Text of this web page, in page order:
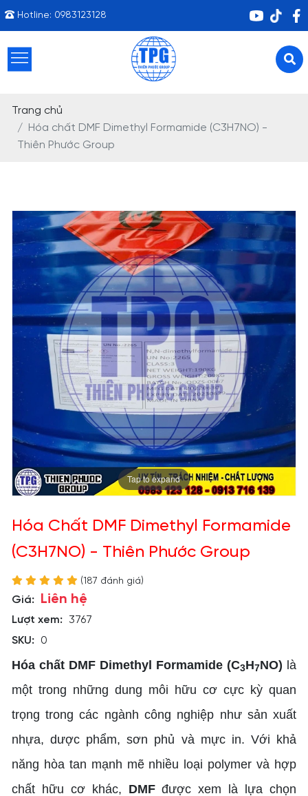
Hotline: 0983123128
Trang chủ
Hóa chất DMF Dimethyl Formamide (C3H7NO) -
Thiên Phước Group
Tap to expand
Hóa Chất DMF Dimethyl Formamide
(C3H7NO) - Thiên Phước Group
(187 đánh giá)
Giá: Liên hệ
Lượt xem:
3767
SKU: 0
Hóa chất DMF Dimethyl Formamide (C3H7NO) là
một trong những dung môi hữu cơ cực kỳ quan
trọng trong các ngành công nghiệp như sản xuất
nhựa, dược phẩm, sơn phủ và mực in. Với khả
năng hòa tan mạnh mẽ nhiều loại polymer và hợp
chất hữu cơ khác, DMFđược xem là lựa chọn